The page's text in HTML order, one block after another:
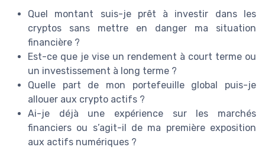
Quel montant suis-je prêt à investir dans les
cryptos sans mettre en danger ma situation
financière ?
Est-ce que je vise un rendement à court terme ou
un investissement à long terme ?
Quelle part de mon portefeuille global puis-je
allouer aux crypto actifs ?
Ai-je déjà une expérience sur les marchés
financiers ou s’agit-il de ma première exposition
aux actifs numériques ?